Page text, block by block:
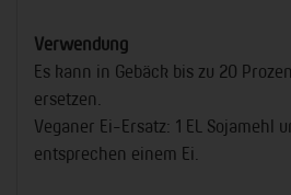
Verwendung
Es kann in Gebäck bis zu 20
ersetzen.
Veganer Ei-Ersatz: 1 EL Sojamehl
entsprechen einem Ei.